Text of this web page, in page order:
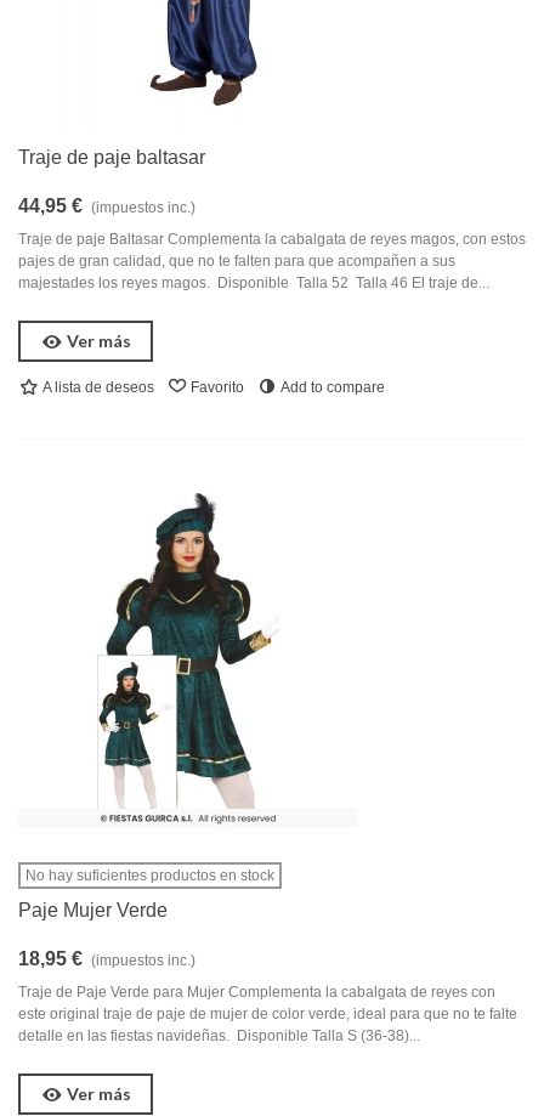
Traje de paje baltasar
44,95 € (impuestos inc.)
Traje de paje Baltasar Complementa la cabalgata de reyes magos, con estos
pajes de gran calidad, que no te falten para que acompañen a sus
majestades los reyes magos. Disponible Talla 52 Talla 46 El traje de...
Ver más
A lista de deseos Favorito Add to compare
No hay suficientes productos en stock
Paje Mujer Verde
18,95 € (impuestos inc.)
Traje de Paje Verde para Mujer Complementa la cabalgata de reyes con
este original traje de paje de mujer de color verde, ideal para que no te falte
detalle en las fiestas navideñas. Disponible Talla S (36-38)...
Ver más